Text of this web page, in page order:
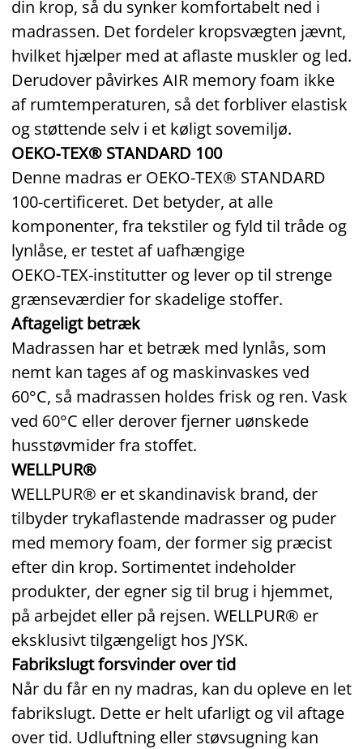
din krop, så du synker komfortabelt ned i
madrassen. Det fordeler kropsvægten jævnt,
hvilket hjælper med at aflaste muskler og led.
Derudover påvirkes AIR memory foam ikke
af rumtemperaturen, så det forbliver elastisk
og støttende selv i et køligt sovemiljø.
OEKO‑TEX® STANDARD 100
Denne madras er OEKO‑TEX® STANDARD
100‑certificeret. Det betyder, at alle
komponenter, fra tekstiler og fyld til tråde og
lynlåse, er testet af uafhængige
OEKO‑TEX‑institutter og lever op til strenge
grænseværdier for skadelige stoffer.
Aftageligt betræk
Madrassen har et betræk med lynlås, som
nemt kan tages af og maskinvaskes ved
60°C, så madrassen holdes frisk og ren. Vask
ved 60°C eller derover fjerner uønskede
husstøvmider fra stoffet.
WELLPUR®
WELLPUR® er et skandinavisk brand, der
tilbyder trykaflastende madrasser og puder
med memory foam, der former sig præcist
efter din krop. Sortimentet indeholder
produkter, der egner sig til brug i hjemmet,
på arbejdet eller på rejsen. WELLPUR® er
eksklusivt tilgængeligt hos JYSK.
Fabrikslugt forsvinder over tid
Når du får en ny madras, kan du opleve en let
fabrikslugt. Dette er helt ufarligt og vil aftage
over tid. Udluftning eller støvsugning kan